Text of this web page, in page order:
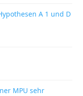
A 1 und D
MPU sehr